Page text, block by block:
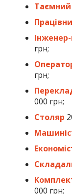
грн;
грн;
000 грн;
Столяр
000 грн;